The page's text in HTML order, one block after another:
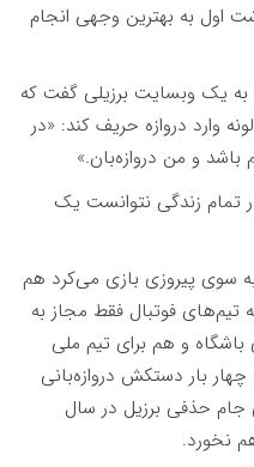
اول به بهترین وجهی انجام
نکته دیگر این که پله اوایل اکتبر ۲۰۲۰ به یک وبسایت برزیلی گفت که
وارد دروازه حریف کند: «در
باشد و من دروازه‌بان.»
تمام زندگی نتوانست یک
به سوی پیروزی بازی می‌کرد هم
فوتبال فقط مجاز به
و هم برای تیم ملی
چهار بار دستکش دروازه‌بانی
جام حذفی برزیل در سال